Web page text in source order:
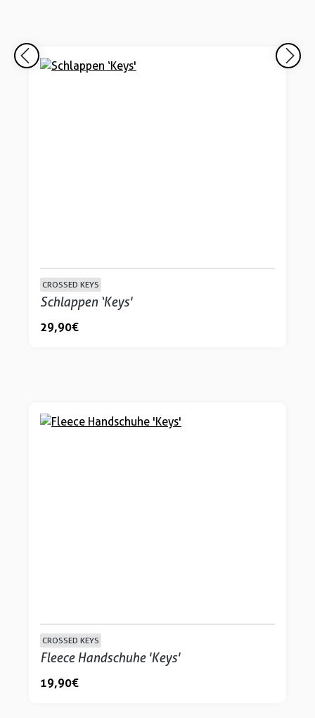
CROSSED KEYS
Schlappen ‘Keys'
29,90 €
CROSSED KEYS
Fleece Handschuhe 'Keys'
19,90 €